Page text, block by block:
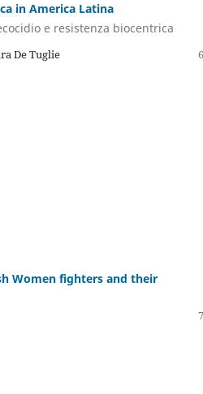
in America Latina
e resistenza biocentrica
De Tuglie
Women fighters and their